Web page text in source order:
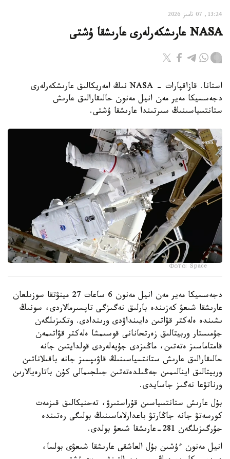
13:24, 07 تامىز 2026
NASA عارىشكەرلەرى عارىشقا ۇشتى
استانا. قازاقپارات - NASA نىڭ امەريكالىق عارىشكەرلەرى
دجەسسيكا مەير مەن انيل مەنون حالىقارالىق عارىش
ستانتسياسىنىڭ سىرتىندا عارىشقا ۇشتى.
Фото: Space
دجەسسيكا مەير مەن انيل مەنون 6 ساعات 27 مينۋتقا سوزىلعان
عارىشقا شىعۋ كەزىندە بارلىق نەگىزگى تاپسىرمالاردى، سونىڭ
ىشىندە ەلەكتر قۋاتىن دايىنداۋدى ورىندادى. وتكىزىلگەن
جۇمىستار وربيتالىق زەرتحانانى قوسىمشا ەلەكتر قۋاتىمەن
قامتاماسىز ەتەتىن، ماڭىزدى جۇيەلەردى قولدايتىن جانە
حالىقارالىق عارىش ستانتسياسىنىڭ قاۋىپسىز جانە باقىلاناتىن
وربيتالىق اينالىمىن جەڭىلدەتەتىن جىلجىمالى كۇن باتارەيالارىن
ورناتۋعا نەگىز جاسايدى.
بۇل عارىش ستانتسياسىن قۇراستىرۋ، تەحنيكالىق قىزمەت
كورسەتۋ جانە جاڭارتۋ باعدارلاماسىنىڭ بولىگى رەتىندە
جۇرگىزىلگەن 281-عارىشقا شىعۋ بولدى.
انيل مەنون ءۇشىن بۇل العاشقى عارىشقا شىعۋى بولسا،